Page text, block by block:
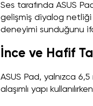
Ses tarafında ASUS
gelişmiş diyalog netliği
deneyimi sunduğunu
İnce ve Hafif
ASUS Pad, yalnızca
alaşımlı yapı